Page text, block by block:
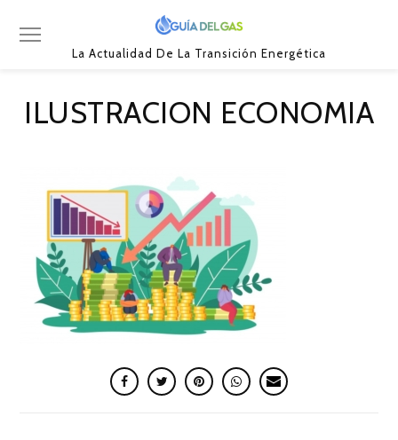
La Actualidad De La Transición Energética
ILUSTRACION ECONOMIA